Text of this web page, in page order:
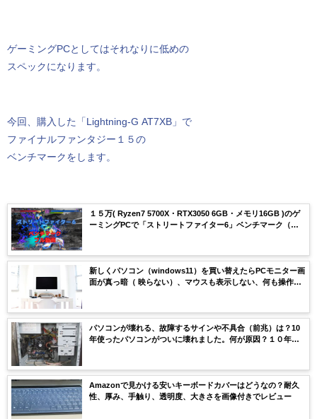
ゲーミングPCとしてはそれなりに低めの
スペックになります。
今回、購入した「Lightning-G AT7XB」で
ファイナルファンタジー１５の
ベンチマークをします。
１５万( Ryzen7 5700X・RTX3050 6GB・メモリ16GB )のゲ
ーミングPCで「ストリートファイター6」ベンチマーク（フ
新しくパソコン（windows11）を買い替えたらPCモニター画
面が真っ暗（ 映らない）、マウスも表示しない、何も操作で
パソコンが壊れる、故障するサインや不具合（前兆）は？10
年使ったパソコンがついに壊れました。何が原因？１０年も
Amazonで見かける安いキーボードカバーはどうなの？耐久
性、厚み、手触り、透明度、大きさを画像付きでレビュー